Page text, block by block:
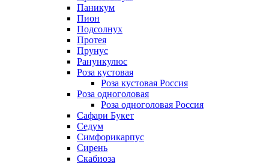
Паникум
Пион
Подсолнух
Протея
Прунус
Ранункулюс
Роза кустовая
Роза кустовая Россия
Роза одноголовая
Роза одноголовая Россия
Сафари Букет
Седум
Симфорикарпус
Сирень
Скабиоза